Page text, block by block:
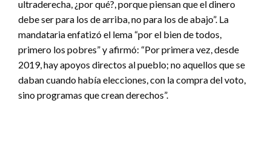
ultraderecha, ¿por qué?, porque piensan que el dinero
debe ser para los de arriba, no para los de abajo”. La
mandataria enfatizó el lema “por el bien de todos,
primero los pobres” y afirmó: “Por primera vez, desde
2019, hay apoyos directos al pueblo; no aquellos que se
daban cuando había elecciones, con la compra del voto,
sino programas que crean derechos”.